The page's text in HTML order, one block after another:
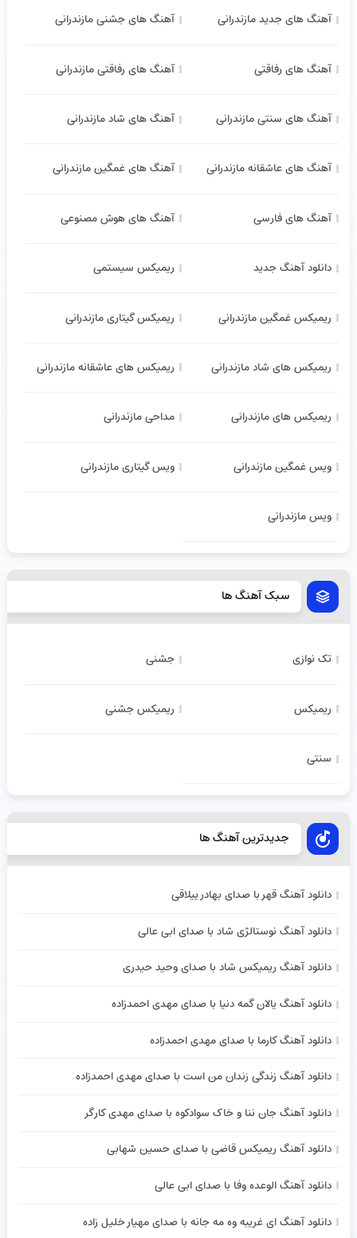
آهنگ های جدید مازندرانی آهنگ های جشنی مازندرانی
آهنگ های رفاقتی آهنگ های رفاقتی مازندرانی
آهنگ های سنتی مازندرانی آهنگ های شاد مازندرانی
آهنگ های عاشقانه مازندرانی آهنگ های غمگین مازندرانی
آهنگ های فارسی آهنگ های هوش مصنوعی
دانلود آهنگ جدید ریمیکس سیستمی
ریمیکس غمگین مازندرانی ریمیکس گیتاری مازندرانی
ریمیکس های شاد مازندرانی ریمیکس های عاشقانه مازندرانی
ریمیکس های مازندرانی مداحی مازندرانی
ویس غمگین مازندرانی ویس گیتاری مازندرانی
ویس مازندرانی
سبک آهنگ ها
تک نوازی جشنی
ریمیکس ریمیکس جشنی
سنتی
جدیدترین آهنگ ها
دانلود آهنگ قهر با صدای بهادر ییلاقی
دانلود آهنگ نوستالژی شاد با صدای ابی عالی
دانلود آهنگ ریمیکس شاد با صدای وحید حیدری
دانلود آهنگ یالان گمه دنیا با صدای مهدی احمدزاده
دانلود آهنگ کارما با صدای مهدی احمدزاده
دانلود آهنگ زندگی زندان من است با صدای مهدی احمدزاده
دانلود آهنگ جان ننا و خاک سوادکوه با صدای مهدی کارگر
دانلود آهنگ ریمیکس قاضی با صدای حسین شهابی
دانلود آهنگ الوعده وفا با صدای ابی عالی
دانلود آهنگ ای غریبه وه مه جانه با صدای مهیار خلیل زاده